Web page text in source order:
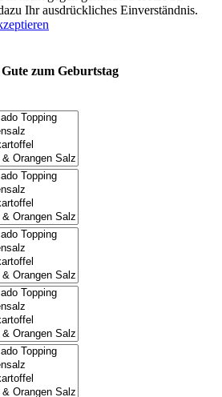
Ihr ausdrückliches Einverständnis.
zum Geburtstag